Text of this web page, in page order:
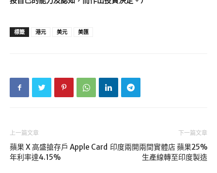
標籤 港元 美元 美匯
上一篇文章
蘋果 X 高盛搶存戶 Apple Card
年利率達4.15%
下一篇文章
印度兩開兩間實體店 蘋果25%
生產線轉至印度製造